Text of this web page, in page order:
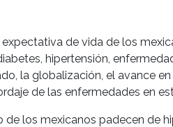
de vida de los
hipertensión,
la globalización, el avance
de las enfermedades en
de los mexicanos padecen de